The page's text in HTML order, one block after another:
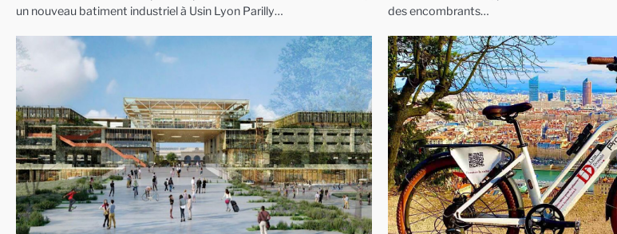
un nouveau batiment industriel à Usin Lyon Parilly…
des encombrants…